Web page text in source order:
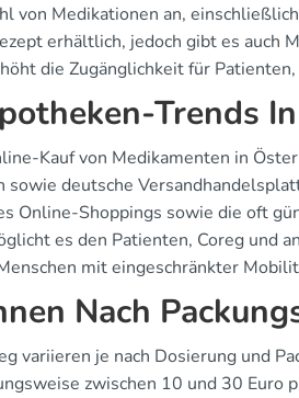
von Medikationen an,
erhältlich, jedoch gibt es auch
die Zugänglichkeit für
Trends
Kauf von Medikamenten in
sowie deutsche
Online-Shoppings sowie die oft
es den Patienten, Coreg und
mit eingeschränkter
Nach
variieren je nach Dosierung und
zwischen 10 und 30 Euro